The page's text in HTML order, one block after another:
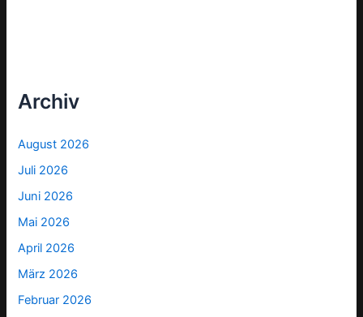
Archiv
August 2026
Juli 2026
Juni 2026
Mai 2026
April 2026
März 2026
Februar 2026